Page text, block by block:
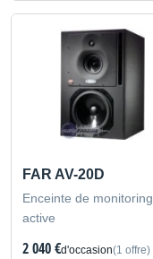
FAR AV-20D
Enceinte de monitoring
active
2 040 €d'occasion(1 offre)